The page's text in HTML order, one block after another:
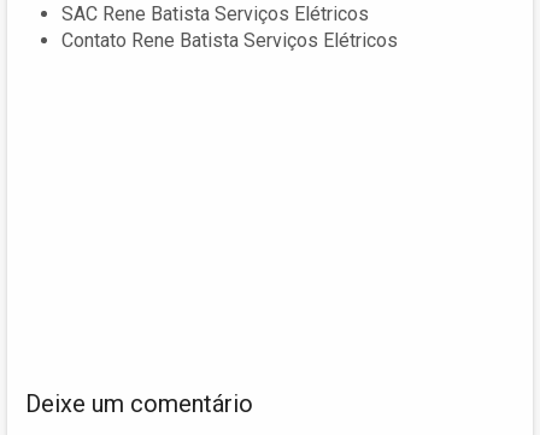
SAC Rene Batista Serviços Elétricos
Contato Rene Batista Serviços Elétricos
Deixe um comentário